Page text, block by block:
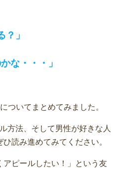
」
な・・・」
についてまとめてみました。
方法、そして男性が好きな人
読み進めてみてください。
ピールしたい！」という友